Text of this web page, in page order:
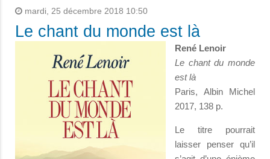
mardi, 25 décembre 2018 10:50
Le chant du monde est là
René Lenoir
Le chant du monde
est là
Paris, Albin Michel
2017, 138 p.
Le titre pourrait
laisser penser qu’il